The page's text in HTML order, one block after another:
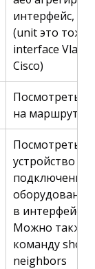
интерфейс, а
(unit это тоже
interface
Cisco)
Посмотреть
на
Посмотреть
устройство
оборудования
в интерфейс
Можно также
команду show
neighbors